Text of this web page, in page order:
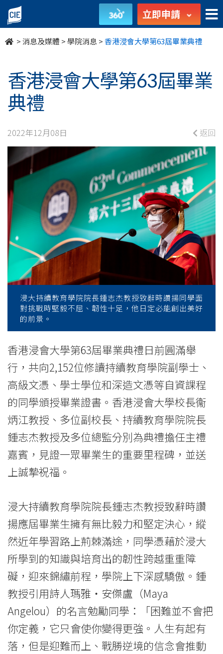
香
港
會
大
學
第
63
屆
畢
業
典
禮
院
消
息
國
際
學
院
香
港
浸
會
大
學
立即申請
>消息及媒體 >學院消息 >香港浸會大學第63屆畢業典禮
香港浸會大學第63屆畢業
典禮
2022年12月08日 返回
浸大持續教育學院院長鍾志杰教授致辭時讚揚同學面
對挑戰時堅毅不屈、韌性十足，他日定必能創出美好
的前景。
香港浸會大學第63屆畢業典禮日前圓滿舉
行，共向2,152位修讀持續教育學院副學士、
高級文憑、學士學位和深造文憑等自資課程
的同學頒授畢業證書。香港浸會大學校長衞
炳江教授、多位副校長、持續教育學院院長
鍾志杰教授及多位總監分別為典禮擔任主禮
嘉賓，見證一眾畢業生的重要里程碑，並送
上誠摯祝福。
浸大持續教育學院院長鍾志杰教授致辭時讚
揚應屆畢業生擁有無比毅力和堅定決心，縱
然近年學習路上荊棘滿途，同學憑藉於浸大
所學到的知識與培育出的韌性跨越重重障
礙，迎來錦繡前程，學院上下深感驕傲。鍾
教授引用詩人瑪雅‧安傑盧（Maya
Angelou）的名言勉勵同學：「困難並不會把
你定義，它只會使你變得更強。人生有起有
落，但是迎難而上、戰勝逆境的信念會推動